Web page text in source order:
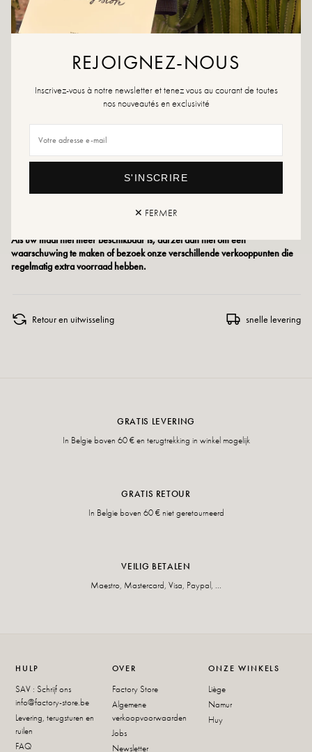
Binnenzool: 100% leer
Buitenzool: synthetisch materiaal
Hoogte dienblad: 4 cm
Sluiting: veters
Maatadvies: Kies voor dit model je gebruikelijke maat. Zit je tussen twee
maten in, kies dan de maat hieronder.
Als uw maat niet meer beschikbaar is, aarzel dan niet om een
waarschuwing te maken of bezoek onze verschillende verkooppunten die
regelmatig extra voorraad hebben.
Retour en uitwisseling snelle levering
GRATIS LEVERING
In Belgie boven 60 € en terugtrekking in winkel mogelijk
GRATIS RETOUR
In Belgie boven 60 € niet geretourneerd
VEILIG BETALEN
Maestro, Mastercard, Visa, Paypal, ...
HULP
SAV : Schrijf ons
info@factory-store.be
Levering, terugsturen en
ruilen
FAQ
OVER
Factory Store
Algemene
verkoopvoorwaarden
Jobs
Newsletter
ONZE WINKELS
Liège
Namur
Huy
REJOIGNEZ-NOUS
Inscrivez-vous à notre newsletter et tenez vous au courant de toutes
nos nouveautés en exclusivité
S'INSCRIRE
✕ FERMER